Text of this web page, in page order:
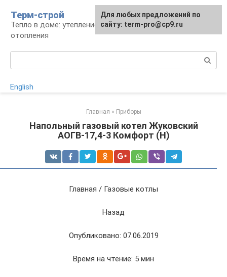
контенту
Терм-строй
Тепло в доме: утепление и устройство
отопления
English
Главная » Приборы
Напольный газовый котел Жуковский
АОГВ-17,4-3 Комфорт (Н)
Главная / Газовые котлы
Назад
Опубликовано: 07.06.2019
Время на чтение: 5 мин
Для любых предложений по
сайту: term-pro@cp9.ru